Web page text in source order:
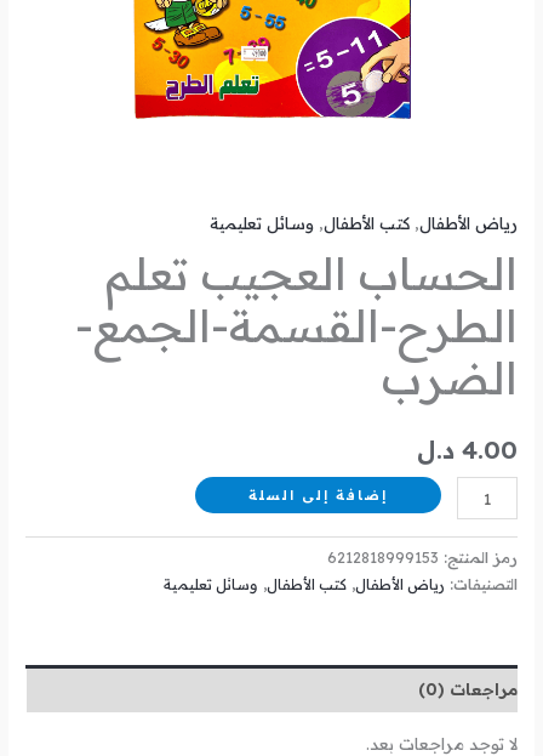
رياض الأطفال,كتب الأطفال,وسائل تعليمية
الحساب العجيب تعلم
الطرح-القسمة-الجمع-
الضرب
4.00 د.ل
إضافة إلى السلة
رمز المنتج: 6212818999153
التصنيفات: رياض الأطفال,كتب الأطفال, وسائل تعليمية
مراجعات (0)
لا توجد مراجعات بعد.